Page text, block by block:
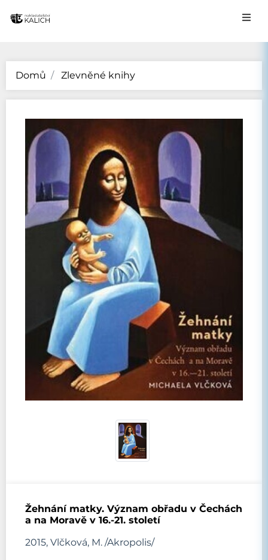
Domů Zlevněné knihy
Žehnání matky. Význam obřadu v Čechách
a na Moravě v 16.-21. století
2015, Vlčková, M. /Akropolis/